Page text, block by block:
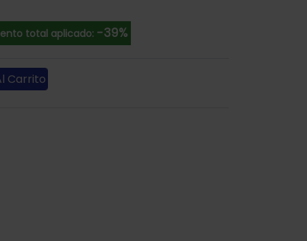
total aplicado: -39%
Carrito